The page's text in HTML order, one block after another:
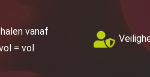
vanaf
= vol